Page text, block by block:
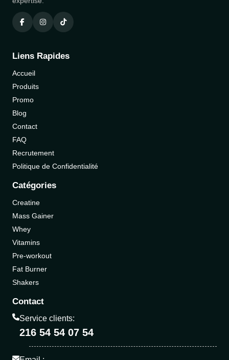
Liens Rapides
Accueil
Produits
Promo
Blog
Contact
FAQ
Recrutement
Politique de Confidentialité
Catégories
Creatine
Mass Gainer
Whey
Vitamins
Pre-workout
Fat Burner
Shakers
Contact
Service clients:
216 54 54 07 54